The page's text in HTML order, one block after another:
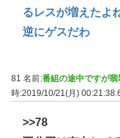
るレスが増えたよ
逆にゲスだわ
81 名前:番組の途中ですが
時:2019/10/21(月)
>>78